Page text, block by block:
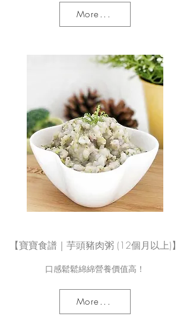
More...
【寶寶食譜｜芋頭豬肉粥 (12個月以上)】
口感鬆鬆綿綿營養價值高！
More...